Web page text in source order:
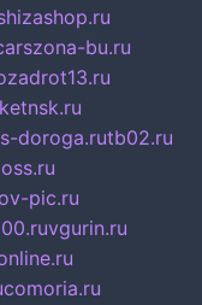
bu.ru
doroga.rutb02.ru
pic.ru
vgurin.ru